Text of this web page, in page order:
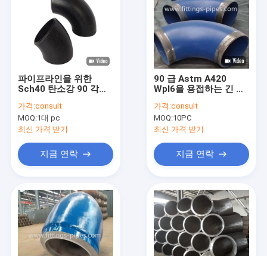
제품
우리에 대하여
\\ud798 Astm
A234\",\"username\":\"admin\"}","","","","연
락처");'>지금 연락
파이프라인을 위한
Sch40 탄소강 90 각도
Astm A234
가격:consult
MOQ:1대 pc
최신 가격 받기
지금 연락
90 급 Astm A420
Wpl6을 용접하는 긴 반
가격:consult
MOQ:10PC
최신 가격 받기
지금 연락